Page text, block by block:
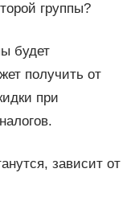
группы?
будет
получить от
при
зависит от